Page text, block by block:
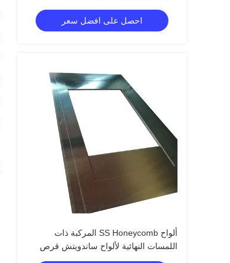
احصل على افضل سعر
ألواح SS Honeycomb المركبة ذات
اللمسات النهائية لألواح ساندويتش قرص
العسل